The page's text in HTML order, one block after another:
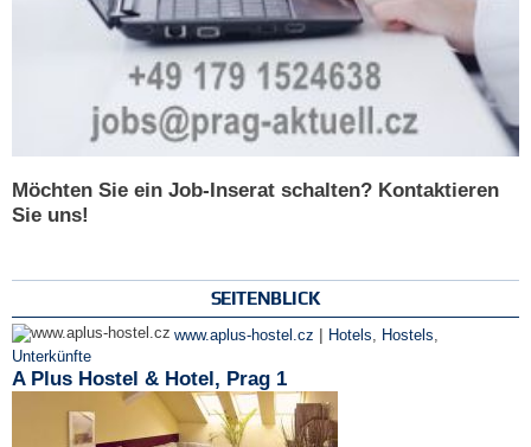
Möchten Sie ein Job-Inserat schalten? Kontaktieren
Sie uns!
SEITENBLICK
www.aplus-hostel.cz | Hotels Hostels
Unterkünfte
A Plus Hostel & Hotel, Prag 1